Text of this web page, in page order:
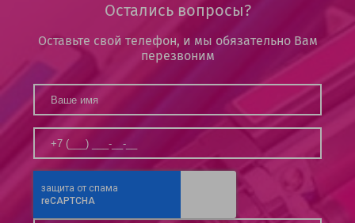
Остались вопросы?
Оставьте свой телефон, и мы обязательно Вам
перезвоним